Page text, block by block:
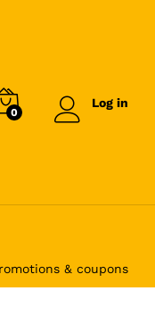
0
Log in
& coupons